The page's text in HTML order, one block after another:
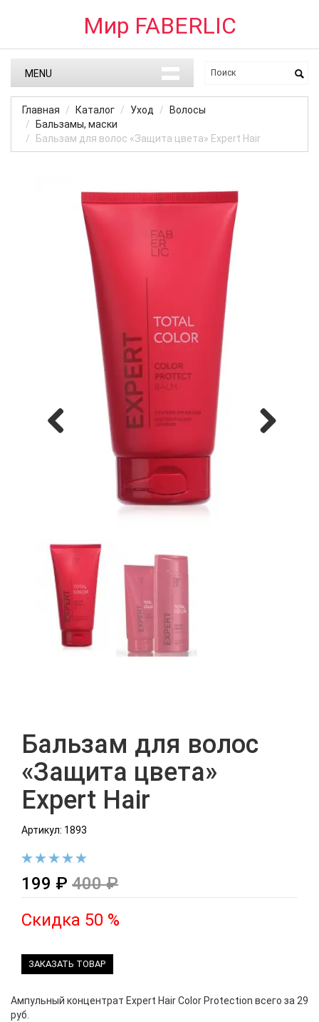
Мир FABERLIC
MENU
Главная Каталог Уход
Волосы
Бальзамы, маски
Бальзам для волос «Защита цвета» Expert Hair
Бальзам для волос
«Защита цвета»
Expert Hair
Артикул: 1893
199 ₽ 400 ₽
Скидка 50 %
ЗАКАЗАТЬ ТОВАР
Ампульный концентрат Expert Hair Color Protection всего за 29
руб.